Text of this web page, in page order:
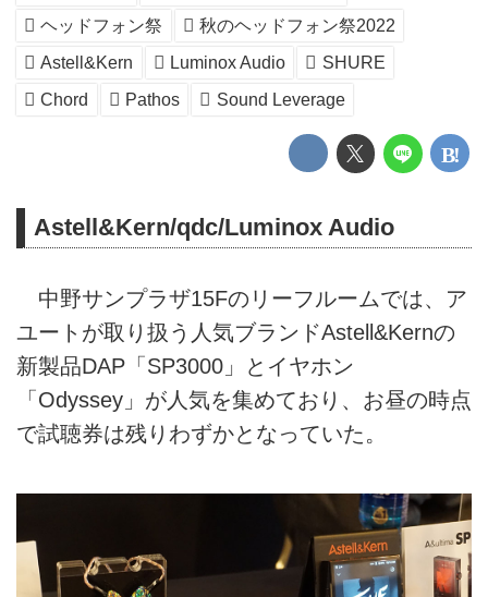
ヘッドフォン祭
秋のヘッドフォン祭2022
Astell&Kern
Luminox Audio
SHURE
Chord
Pathos Sound Leverage
Astell&Kern/qdc/Luminox Audio
中野サンプラザ15Fのリーフルームでは、ア
ユートが取り扱う人気ブランドAstell&Kernの
新製品DAP「SP3000」とイヤホン
「Odyssey」が人気を集めており、お昼の時点
で試聴券は残りわずかとなっていた。